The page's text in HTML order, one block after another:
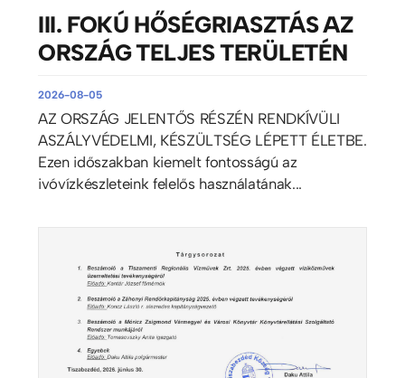
III. FOKÚ HŐSÉGRIASZTÁS AZ
ORSZÁG TELJES TERÜLETÉN
2026-08-05
AZ ORSZÁG JELENTŐS RÉSZÉN RENDKÍVÜLI
ASZÁLYVÉDELMI, KÉSZÜLTSÉG LÉPETT ÉLETBE.
Ezen időszakban kiemelt fontosságú az
ivóvízkészleteink felelős használatának...